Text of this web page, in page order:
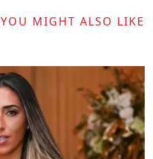
YOU MIGHT ALSO LIKE